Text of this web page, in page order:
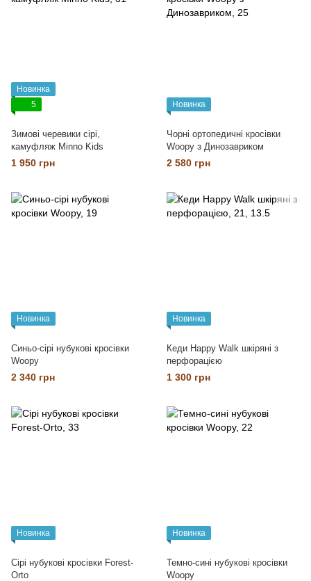
Новинка
5
Зимові черевики сірі,
камуфляж Minno Kids
1 950 грн
Новинка
Чорні ортопедичні кросівки
Woopy з Динозавриком
2 580 грн
Новинка
Синьо-сірі нубукові кросівки
Woopy
2 340 грн
Новинка
Кеди Happy Walk шкіряні з
перфорацією
1 300 грн
Новинка
Сірі нубукові кросівки Forest-
Orto
Новинка
Темно-сині нубукові кросівки
Woopy